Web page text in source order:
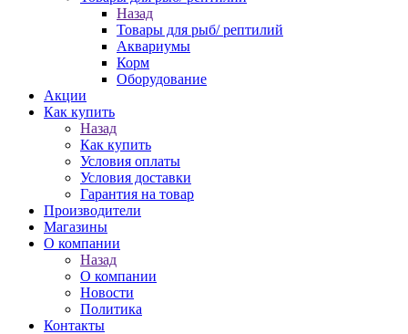
Назад
Товары для рыб/ рептилий
Аквариумы
Корм
Оборудование
Акции
Как купить
Назад
Как купить
Условия оплаты
Условия доставки
Гарантия на товар
Производители
Магазины
О компании
Назад
О компании
Новости
Политика
Контакты